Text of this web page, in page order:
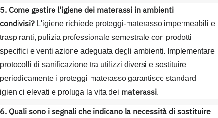
5. Come gestire l'igiene dei materassi in ambienti
condivisi? L'igiene richiede proteggi-materasso impermeabili e
traspiranti, pulizia professionale semestrale con prodotti
specifici e ventilazione adeguata degli ambienti. Implementare
protocolli di sanificazione tra utilizzi diversi e sostituire
periodicamente i proteggi-materasso garantisce standard
igienici elevati e proluga la vita dei materassi.
6. Quali sono i segnali che indicano la necessità di sostituire